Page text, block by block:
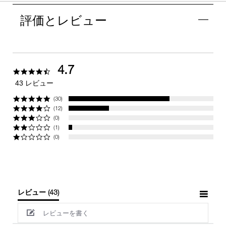
評価とレビュー
4.74.7
43 レビュー
(30)
(12)
(0)
(1)
(0)
レビュー (43)
レビューを書く